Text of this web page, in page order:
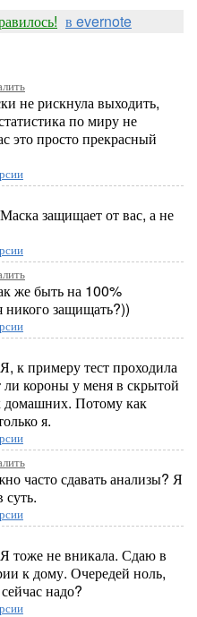
в evernote
не рискнула выходить,
по миру не
это просто прекрасный
Маска защищает от вас, а не
же быть на 100%
никого защищать?))
Я, к примеру тест проходила
ли короны у меня в скрытой
домашних. Потому как
я.
часто сдавать анализы? Я
суть.
Я тоже не вникала. Сдаю в
к дому. Очередей ноль,
надо?